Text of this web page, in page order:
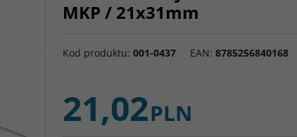
MKP / 21x31mm
Kod produktu: 001-0437 EAN: 8785256840168
21,02PLN